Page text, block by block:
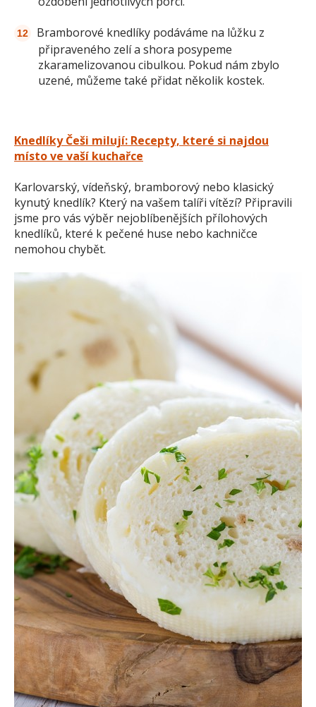
Bramborové knedlíky podáváme na lůžku z
připraveného zelí a shora posypeme
zkaramelizovanou cibulkou. Pokud nám zbylo
uzené, můžeme také přidat několik kostek.
Knedlíky Češi milují: Recepty, které si najdou
místo ve vaší kuchařce
Karlovarský, vídeňský, bramborový nebo klasický
kynutý knedlík? Který na vašem talíři vítězí? Připravili
jsme pro vás výběr nejoblíbenějších přílohových
knedlíků, které k pečené huse nebo kachničce
nemohou chybět.